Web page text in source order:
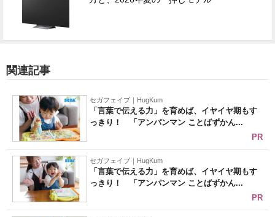
関連記事
セガフェイブ｜HugKum
「言葉で伝える力」を育めば、イヤイヤ期もす
っきり！ 「アンパンマン ことばずかん...
PR
セガフェイブ｜HugKum
「言葉で伝える力」を育めば、イヤイヤ期もす
っきり！ 「アンパンマン ことばずかん...
PR